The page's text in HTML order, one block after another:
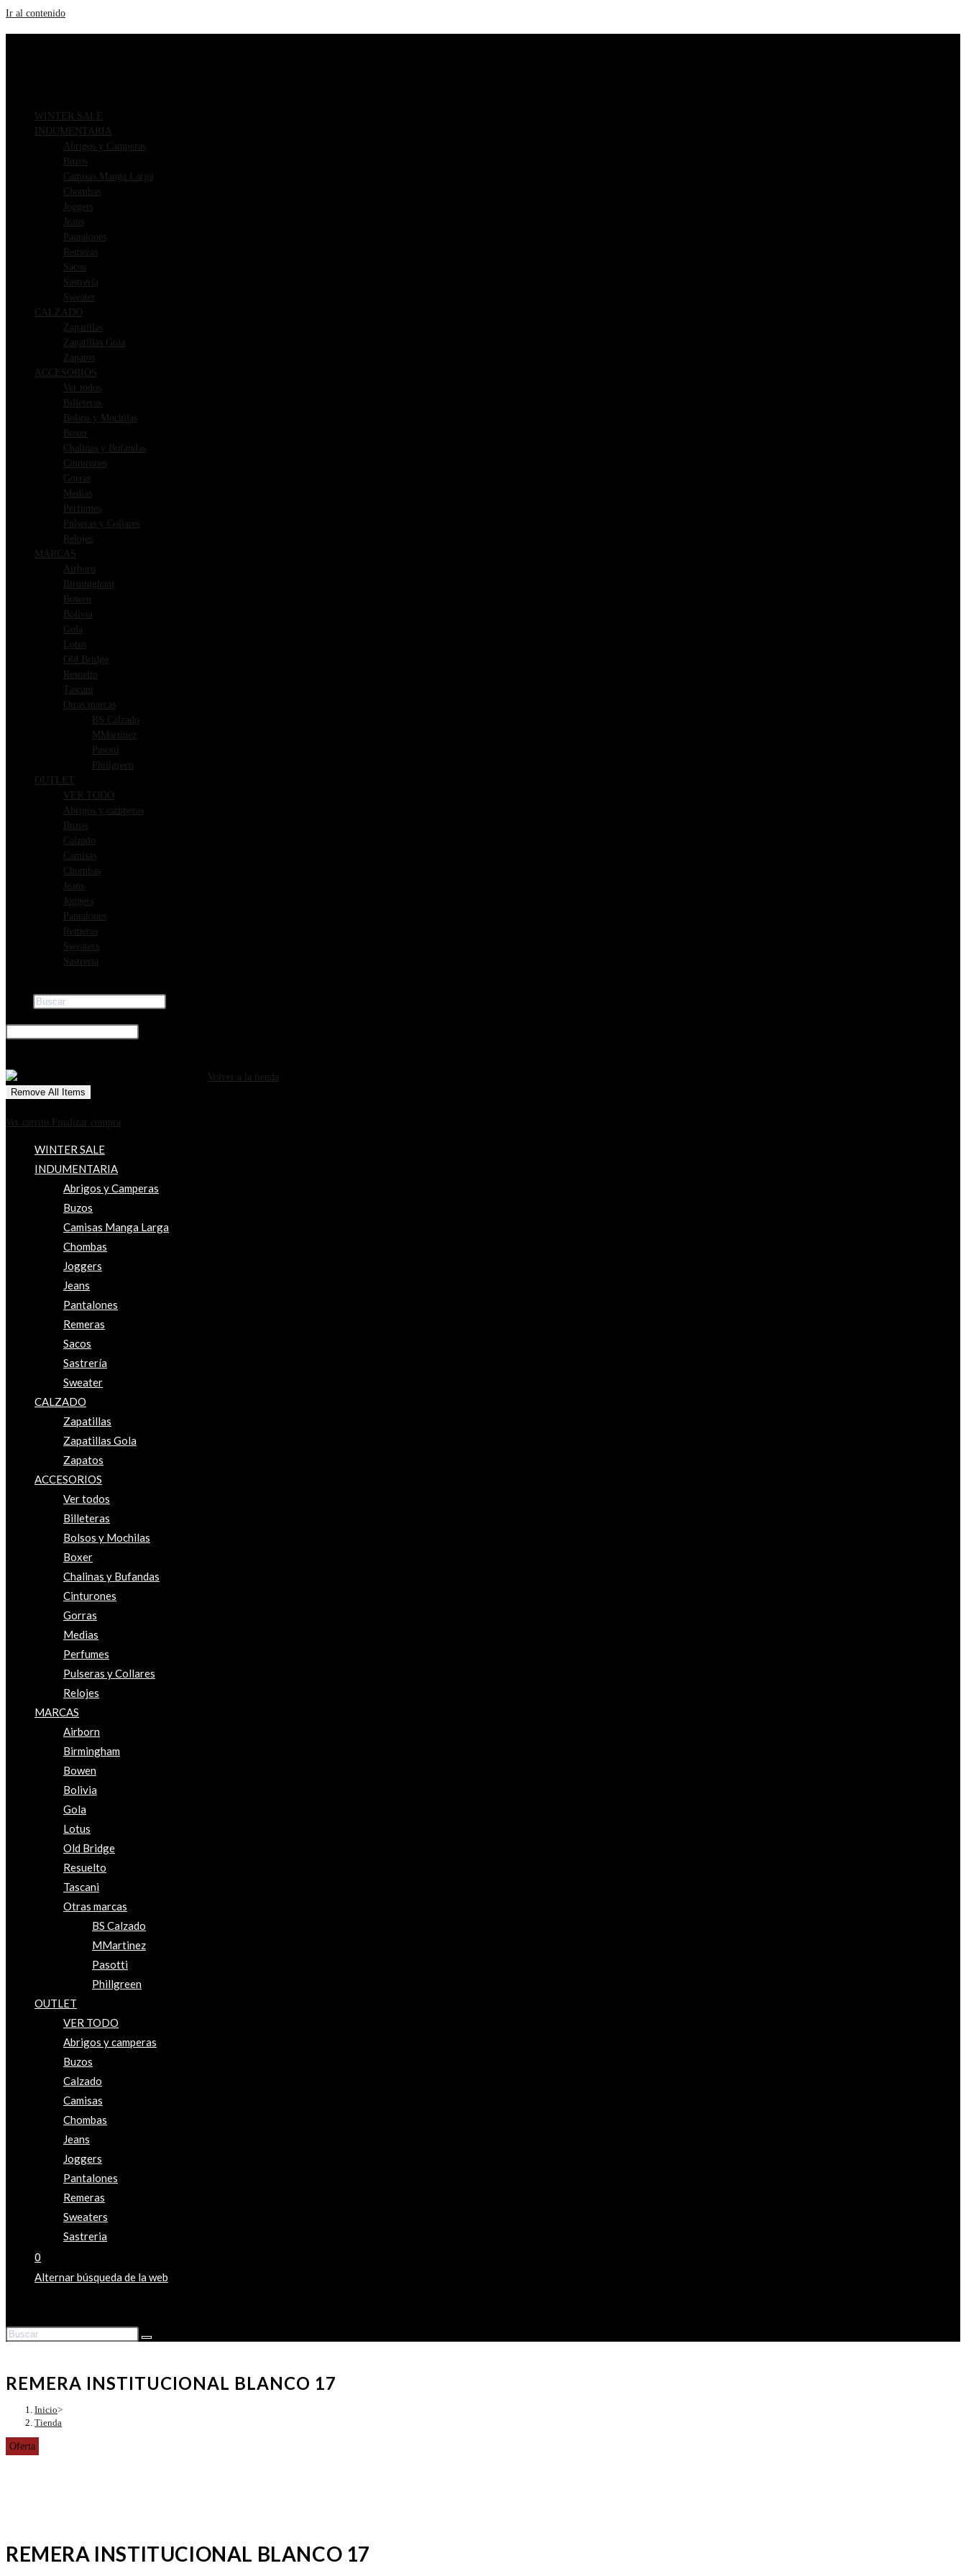
Ir al contenido
WINTER SALE
INDUMENTARIA
Abrigos y Camperas
Buzos
Camisas Manga Larga
Chombas
Joggers
Jeans
Pantalones
Remeras
Sacos
Sastrería
Sweater
CALZADO
Zapatillas
Zapatillas Gola
Zapatos
ACCESORIOS
Ver todos
Billeteras
Bolsos y Mochilas
Boxer
Chalinas y Bufandas
Cinturones
Gorras
Medias
Perfumes
Pulseras y Collares
Relojes
MARCAS
Airborn
Birmingham
Bowen
Bolivia
Gola
Lotus
Old Bridge
Resuelto
Tascani
Otras marcas
BS Calzado
MMartinez
Pasotti
Phillgreen
OUTLET
VER TODO
Abrigos y camperas
Buzos
Calzado
Camisas
Chombas
Jeans
Joggers
Pantalones
Remeras
Sweaters
Sastreria
Volver a la tienda
Remove All Items
Ver carrito
Finalizar compra
WINTER SALE
INDUMENTARIA
Abrigos y Camperas
Buzos
Camisas Manga Larga
Chombas
Joggers
Jeans
Pantalones
Remeras
Sacos
Sastrería
Sweater
CALZADO
Zapatillas
Zapatillas Gola
Zapatos
ACCESORIOS
Ver todos
Billeteras
Bolsos y Mochilas
Boxer
Chalinas y Bufandas
Cinturones
Gorras
Medias
Perfumes
Pulseras y Collares
Relojes
MARCAS
Airborn
Birmingham
Bowen
Bolivia
Gola
Lotus
Old Bridge
Resuelto
Tascani
Otras marcas
BS Calzado
MMartinez
Pasotti
Phillgreen
OUTLET
VER TODO
Abrigos y camperas
Buzos
Calzado
Camisas
Chombas
Jeans
Joggers
Pantalones
Remeras
Sweaters
Sastreria
0
Alternar búsqueda de la web
REMERA INSTITUCIONAL BLANCO 17
Inicio>
Tienda
Oferta
REMERA INSTITUCIONAL BLANCO 17